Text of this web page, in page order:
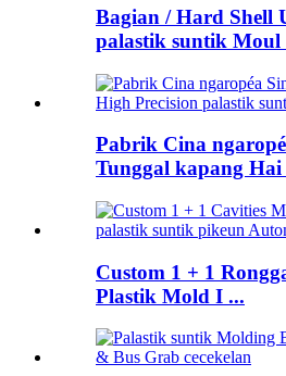
Bagian / Hard Shell
palastik suntik Moul
Pabrik Cina
Tunggal kapang Hai
Custom 1 + 1
Plastik Mold I ...